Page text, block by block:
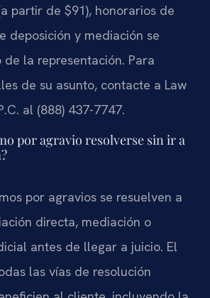
partir de $91), honorarios de
deposición y mediación se
la representación. Para
de su asunto, contacte a Law
al (888) 437-7747.
por agravio resolverse sin ir a
por agravios se resuelven a
directa, mediación o
antes de llegar a juicio. El
las vías de resolución